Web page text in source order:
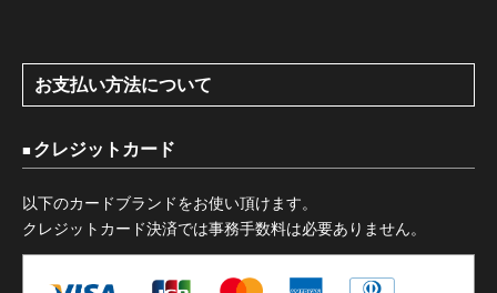
お支払い方法について
クレジットカード
以下のカードブランドをお使い頂けます。
クレジットカード決済では事務手数料は必要ありません。